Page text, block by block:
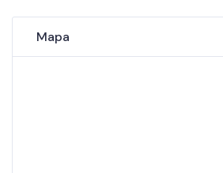
Mapa